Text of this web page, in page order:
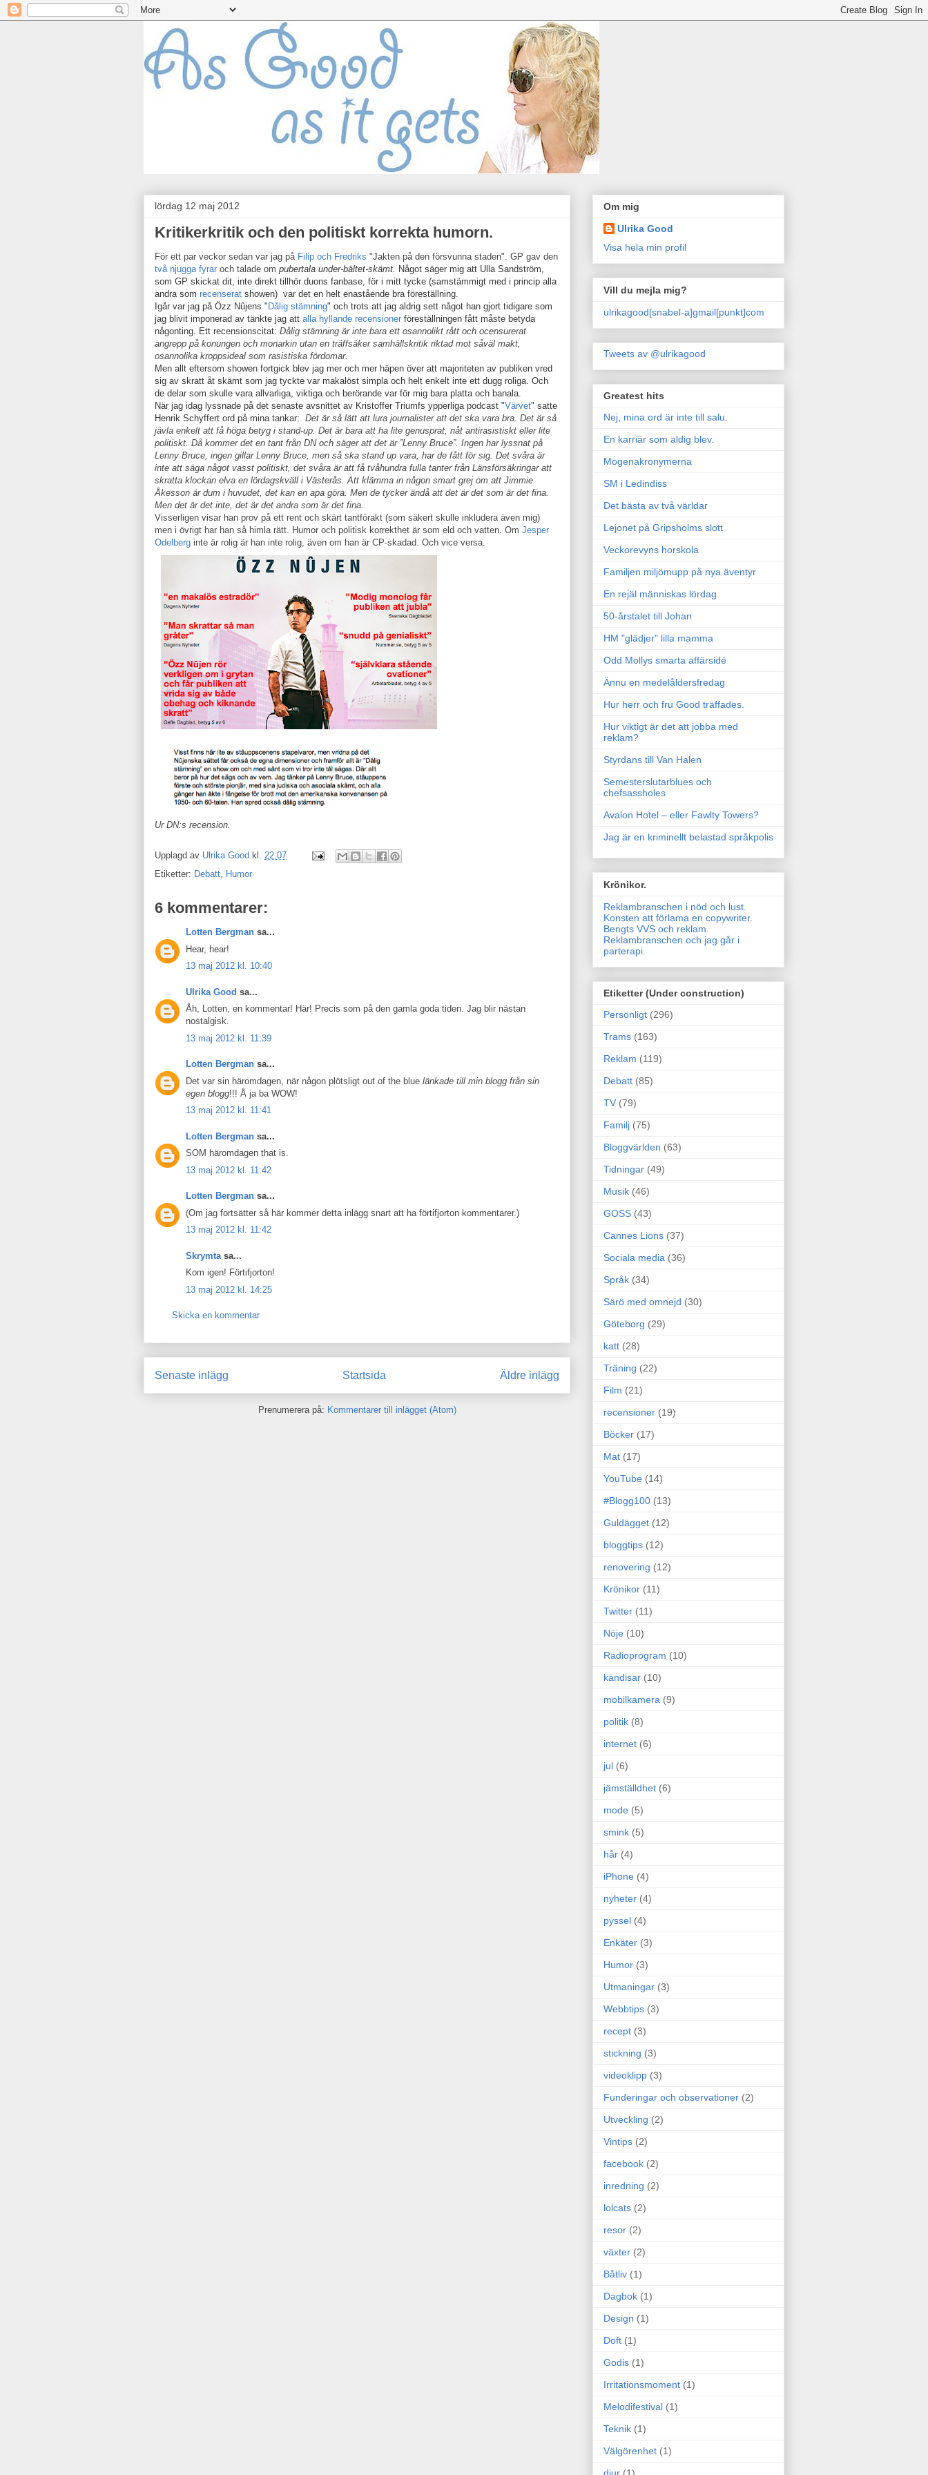
lördag 12 maj 2012
Kritikerkritik och den politiskt korrekta humorn.
För ett par veckor sedan var jag på Filip och Fredriks "Jakten på den försvunna staden". GP gav den
två njugga fyrar och talade om pubertala under-bältet-skämt. Något säger mig att Ulla Sandström,
som GP skickat dit, inte direkt tillhör duons fanbase, för i mitt tycke (samstämmigt med i princip alla
andra som recenserat showen) var det en helt enastående bra föreställning.
Igår var jag på Özz Nûjens " Dålig stämning" och trots att jag aldrig sett något han gjort tidigare som
jag blivit imponerad av tänkte jag att alla hyllande recensioner föreställningen fått måste betyda
någonting. Ett recensionscitat: Dålig stämning är inte bara ett osannolikt rått och ocensurerat
angrepp på konungen och monarkin utan en träffsäker samhällskritik riktad mot såväl makt,
osannolika kroppsideal som rasistiska fördomar.
Men allt eftersom showen fortgick blev jag mer och mer häpen över att majoriteten av publiken vred
sig av skratt åt skämt som jag tyckte var makalöst simpla och helt enkelt inte ett dugg roliga. Och
de delar som skulle vara allvarliga, viktiga och berörande var för mig bara platta och banala.
När jag idag lyssnade på det senaste avsnittet av Kristoffer Triumfs ypperliga podcast "Värvet" satte
Henrik Schyffert ord på mina tankar: Det är så lätt att lura journalister att det ska vara bra. Det är så
jävla enkelt att få höga betyg i stand-up. Det är bara att ha lite genusprat, nåt antirasistiskt eller lite
politiskt. Då kommer det en tant från DN och säger att det är ”Lenny Bruce”. Ingen har lyssnat på
Lenny Bruce, ingen gillar Lenny Bruce, men så ska stand up vara, har de fått för sig. Det svåra är
inte att säga något vasst politiskt, det svåra är att få tvåhundra fulla tanter från Länsförsäkringar att
skratta klockan elva en lördagskväll i Västerås. Att klämma in någon smart grej om att Jimmie
Åkesson är dum i huvudet, det kan en apa göra. Men de tycker ändå att det är det som är det fina.
Men det är det inte, det är det andra som är det fina.
Visserligen visar han prov på ett rent och skärt tantförakt (som säkert skulle inkludera även mig)
men i övrigt har han så himla rätt. Humor och politisk korrekthet är som eld och vatten. Om Jesper
Odelberg inte är rolig är han inte rolig, även om han är CP-skadad. Och vice versa.
Ur DN:s recension.
Upplagd av Ulrika Good kl. 22:07
Etiketter: Debatt, Humor
6 kommentarer:
Lotten Bergman sa...
Hear, hear!
13 maj 2012 kl. 10:40
Ulrika Good sa...
Åh, Lotten, en kommentar! Här! Precis som på den gamla goda tiden. Jag blir nästan
nostalgisk.
13 maj 2012 kl. 11:39
Lotten Bergman sa...
Det var sin häromdagen, när någon plötsligt out of the blue länkade till min blogg från sin
egen blogg!!! Å ja ba WOW!
13 maj 2012 kl. 11:41
Lotten Bergman sa...
SOM häromdagen that is.
13 maj 2012 kl. 11:42
Lotten Bergman sa...
(Om jag fortsätter så här kommer detta inlägg snart att ha förtifjorton kommentarer.)
13 maj 2012 kl. 11:42
Skrymta sa...
Kom igen! Förtifjorton!
13 maj 2012 kl. 14:25
Skicka en kommentar
Senaste inlägg Äldre inlägg
Startsida
Prenumerera på: Kommentarer till inlägget (Atom)
Om mig
Ulrika Good
Visa hela min profil
Vill du mejla mig?
ulrikagood[snabel-a]gmail[punkt]com
Tweets av @ulrikagood
Greatest hits
Nej, mina ord är inte till salu.
En karriär som aldig blev.
Mogenakronymerna
SM i Ledindiss
Det bästa av två världar
Lejonet på Gripsholms slott
Veckorevyns horskola
Familjen miljömupp på nya äventyr
En rejäl människas lördag.
50-årstalet till Johan
HM "glädjer" lilla mamma
Odd Mollys smarta affärsidé
Ännu en medelåldersfredag
Hur herr och fru Good träffades.
Hur viktigt är det att jobba med
reklam?
Styrdans till Van Halen
Semesterslutarblues och
chefsassholes
Avalon Hotel – eller Fawlty Towers?
Jag är en kriminellt belastad språkpolis
Krönikor.
Reklambranschen i nöd och lust.
Konsten att förlama en copywriter.
Bengts VVS och reklam.
Reklambranschen och jag går i
parterapi.
Etiketter (Under construction)
Personligt (296)
Trams (163)
Reklam (119)
Debatt (85)
TV (79)
Familj (75)
Bloggvärlden (63)
Tidningar (49)
Musik (46)
GOSS (43)
Cannes Lions (37)
Sociala media (36)
Språk (34)
Särö med omnejd (30)
Göteborg (29)
katt (28)
Träning (22)
Film (21)
recensioner (19)
Böcker (17)
Mat (17)
YouTube (14)
#Blogg100 (13)
Guldägget (12)
bloggtips (12)
renovering (12)
Krönikor (11)
Twitter (11)
Nöje (10)
Radioprogram (10)
kändisar (10)
mobilkamera (9)
politik (8)
internet (6)
jul (6)
jämställdhet (6)
mode (5)
smink (5)
hår (4)
iPhone (4)
nyheter (4)
pyssel (4)
Enkäter (3)
Humor (3)
Utmaningar (3)
Webbtips (3)
recept (3)
stickning (3)
videoklipp (3)
Funderingar och observationer (2)
Utveckling (2)
Vintips (2)
facebook (2)
inredning (2)
lolcats (2)
resor (2)
växter (2)
Båtliv (1)
Dagbok (1)
Design (1)
Doft (1)
Godis (1)
Irritationsmoment (1)
Melodifestival (1)
Teknik (1)
Välgörenhet (1)